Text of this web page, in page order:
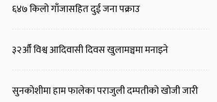
६४७ किलो गाँजासहित दुई जना पक्राउ
३२औँ विश्व आदिवासी दिवस खुलामञ्चमा मनाइने
सुनकोशीमा हाम फालेका पराजुली दम्पतीको खोजी जारी